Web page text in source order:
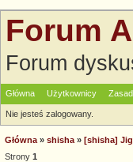
Forum
Forum
Główna Użytkownicy
Nie jesteś zalogowany.
Główna » shisha » [shisha]
Strony 1